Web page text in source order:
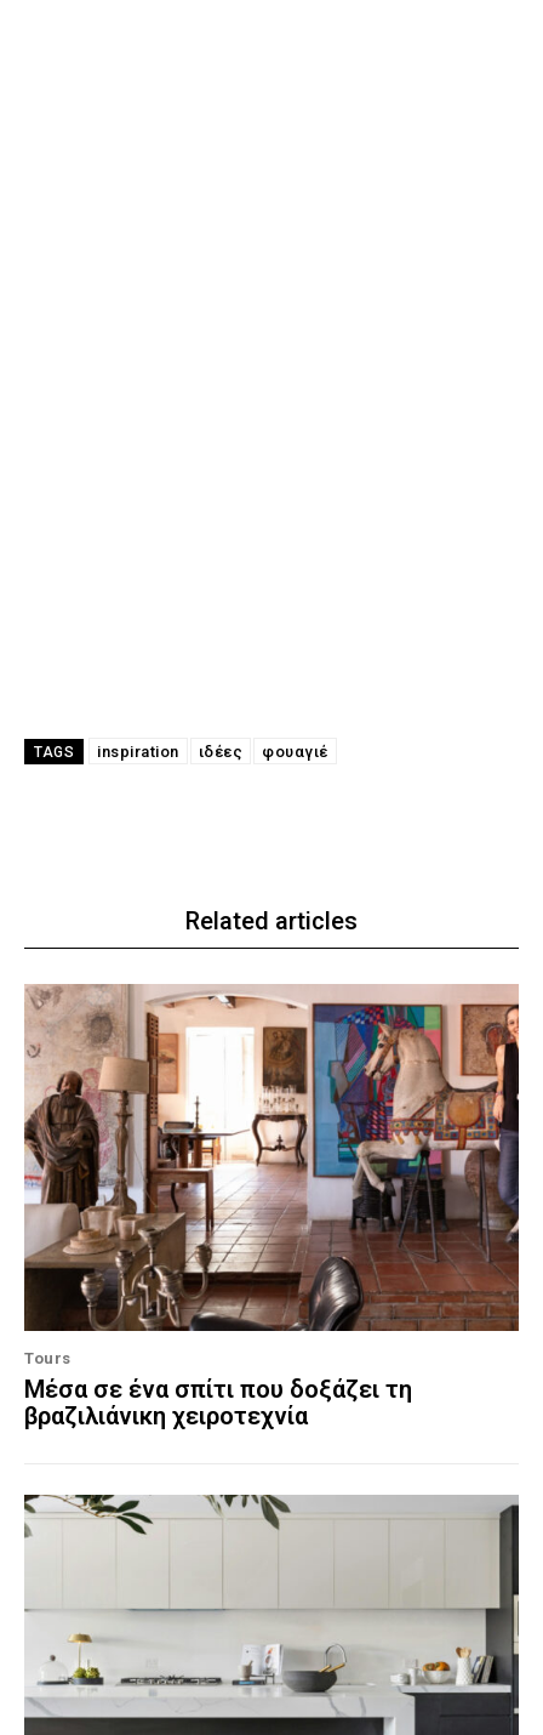
TAGS inspiration ιδέες φουαγιέ
Related articles
Tours
Μέσα σε ένα σπίτι που δοξάζει τη
βραζιλιάνικη χειροτεχνία